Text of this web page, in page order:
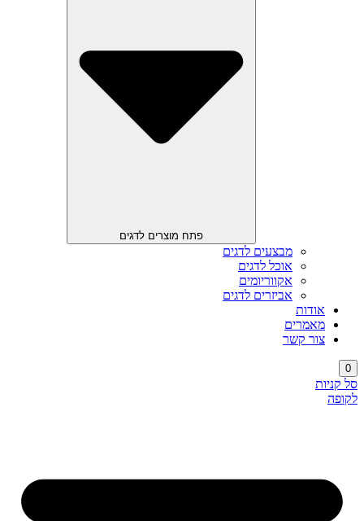
פתח מוצרים לדגים
מבצעים לדגים
אוכל לדגים
אקווריומים
אביזרים לדגים
אודות
מאמרים
צור קשר
0
סל קניות
לקופה